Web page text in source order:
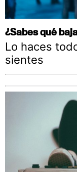
¿Sabes qué
Lo haces
sientes